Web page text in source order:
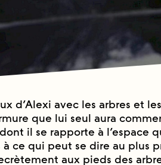
d’Alexi avec les arbres et
que lui seul aura
il se rapporte à l’espace
à ce qui peut se dire au plus
aux pieds des